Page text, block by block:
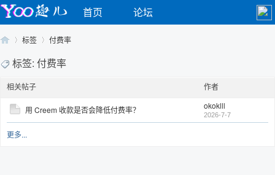
首页 论坛
Yo›
标签 付费率
标签: 付费率
相关帖子 作者
用 Creem 收款是否会降低付费率？ okoklll
2026-7-7
更多...